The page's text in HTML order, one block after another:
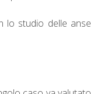
lo studio delle anse